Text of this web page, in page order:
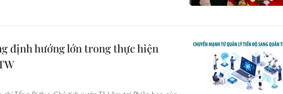
định hướng lớn trong thực hiện